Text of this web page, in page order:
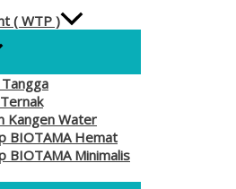
( WTP )
Kangen Water
BIOTAMA Hemat
BIOTAMA Minimalis